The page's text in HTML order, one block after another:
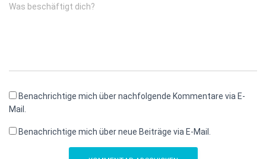
Was beschäftigt dich?
Benachrichtige mich über nachfolgende Kommentare via E-
Mail.
Benachrichtige mich über neue Beiträge via E-Mail.